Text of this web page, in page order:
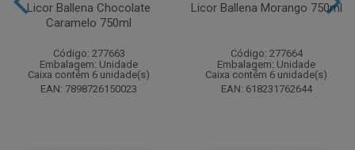
Licor Ballena Chocolate
Caramelo 750ml
Código: 277663
Embalagem: Unidade
Caixa contém 6 unidade(s)
EAN: 7898726150023
Licor Ballena Morango 750ml
Código: 277664
Embalagem: Unidade
Caixa contém 6 unidade(s)
EAN: 618231762644